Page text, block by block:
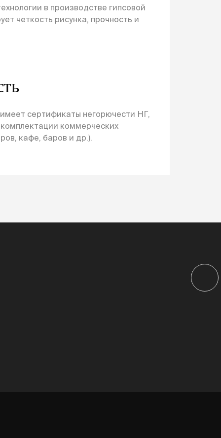
в производстве гипсовой
четкость рисунка, прочность и
сертификаты негорючести НГ,
коммерческих
кафе, баров и др.).